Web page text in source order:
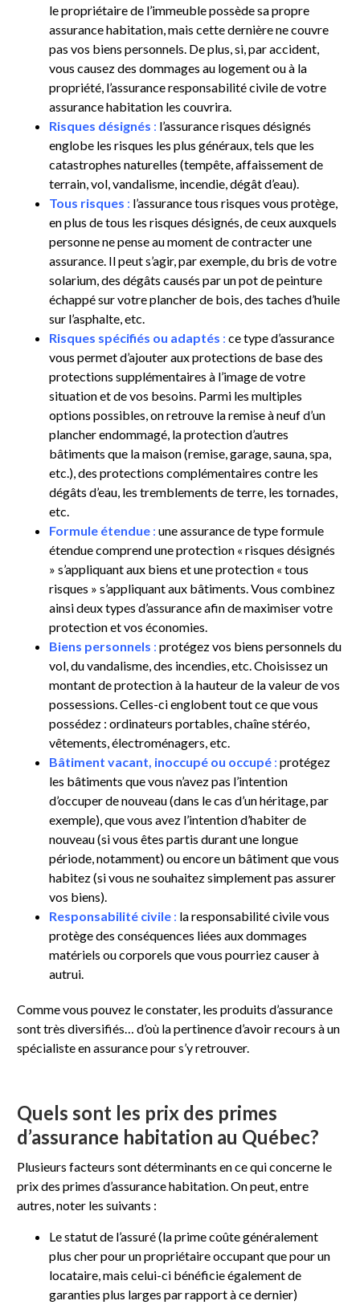
le propriétaire de l’immeuble possède sa propre
assurance habitation, mais cette dernière ne couvre
pas vos biens personnels. De plus, si, par accident,
vous causez des dommages au logement ou à la
propriété, l’assurance responsabilité civile de votre
assurance habitation les couvrira.
Risques désignés : l’assurance risques désignés
englobe les risques les plus généraux, tels que les
catastrophes naturelles (tempête, affaissement de
terrain, vol, vandalisme, incendie, dégât d’eau).
Tous risques : l’assurance tous risques vous protège,
en plus de tous les risques désignés, de ceux auxquels
personne ne pense au moment de contracter une
assurance. Il peut s’agir, par exemple, du bris de votre
solarium, des dégâts causés par un pot de peinture
échappé sur votre plancher de bois, des taches d’huile
sur l’asphalte, etc.
Risques spécifiés ou adaptés : ce type d’assurance
vous permet d’ajouter aux protections de base des
protections supplémentaires à l’image de votre
situation et de vos besoins. Parmi les multiples
options possibles, on retrouve la remise à neuf d’un
plancher endommagé, la protection d’autres
bâtiments que la maison (remise, garage, sauna, spa,
etc.), des protections complémentaires contre les
dégâts d’eau, les tremblements de terre, les tornades,
etc.
Formule étendue : une assurance de type formule
étendue comprend une protection « risques désignés
» s’appliquant aux biens et une protection « tous
risques » s’appliquant aux bâtiments. Vous combinez
ainsi deux types d’assurance afin de maximiser votre
protection et vos économies.
Biens personnels : protégez vos biens personnels du
vol, du vandalisme, des incendies, etc. Choisissez un
montant de protection à la hauteur de la valeur de vos
possessions. Celles-ci englobent tout ce que vous
possédez : ordinateurs portables, chaîne stéréo,
vêtements, électroménagers, etc.
Bâtiment vacant, inoccupé ou occupé : protégez
les bâtiments que vous n’avez pas l’intention
d’occuper de nouveau (dans le cas d’un héritage, par
exemple), que vous avez l’intention d’habiter de
nouveau (si vous êtes partis durant une longue
période, notamment) ou encore un bâtiment que vous
habitez (si vous ne souhaitez simplement pas assurer
vos biens).
Responsabilité civile : la responsabilité civile vous
protège des conséquences liées aux dommages
matériels ou corporels que vous pourriez causer à
autrui.
Comme vous pouvez le constater, les produits d’assurance
sont très diversifiés… d’où la pertinence d’avoir recours à un
spécialiste en assurance pour s’y retrouver.
Quels sont les prix des primes
d’assurance habitation au Québec?
Plusieurs facteurs sont déterminants en ce qui concerne le
prix des primes d’assurance habitation. On peut, entre
autres, noter les suivants :
Le statut de l’assuré (la prime coûte généralement
plus cher pour un propriétaire occupant que pour un
locataire, mais celui-ci bénéficie également de
garanties plus larges par rapport à ce dernier)